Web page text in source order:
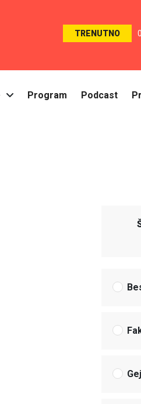
TRENUTNO
Program Podcast